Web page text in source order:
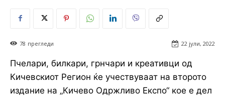
22 јули, 2022
78 прегледи
Пчелари, билкари, грнчари и креативци од
Кичевскиот Регион ќе учествуваат на второто
издание на „Кичево Одржливо Експо“ кое е дел